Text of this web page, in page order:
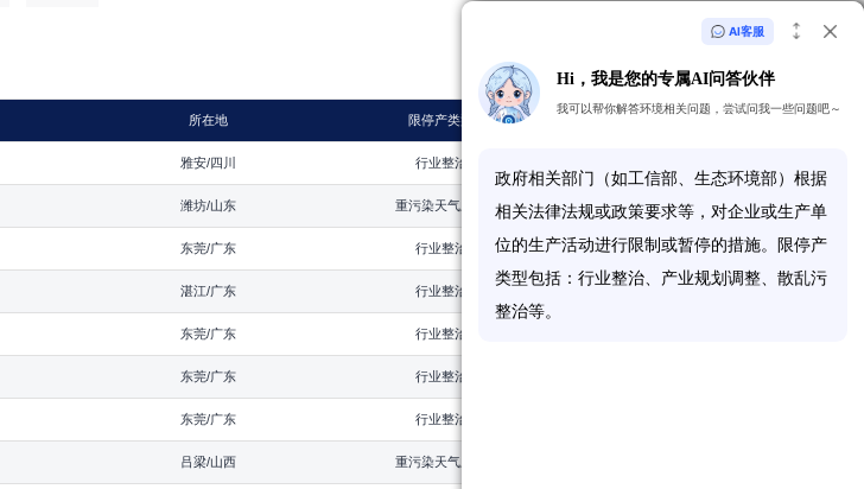
共166316 家企业
所在地 限停产类型
雅安/四川 行业整治
潍坊/山东 重污染天气应急 2020
东莞/广东 行业整治 2019
湛江/广东 行业整治
东莞/广东 行业整治
东莞/广东 行业整治
东莞/广东 行业整治
吕梁/山西 重污染天气应急
AI客服
Hi，我是您的专属AI问答伙伴
我可以帮你解答环境相关问题，尝试问我一些问题吧～
政府相关部门 （如工信部、 生态环境部） 根据
相关法律法规或政策要求等， 对企业或生产单
位的生产活动进行限制或暂停的措施。 限停产
类型包括： 行业整治、 产业规划调整、 散乱污
整治等。